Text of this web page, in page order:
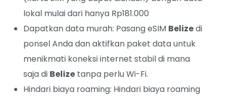
lokal mulai dari hanya Rp181.000
Dapatkan data murah: Pasang eSIM Belizedi
ponsel Anda dan aktifkan paket data untuk
menikmati koneksi internet stabil di mana
saja di Belize tanpa perlu Wi-Fi.
Hindari biaya roaming: Hindari biaya roaming